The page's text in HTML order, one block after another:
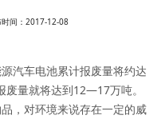
时间：2017-12-08
汽车电池累计报废量将约达
量就将达到12—17万吨。
，对环境来说存在一定的威